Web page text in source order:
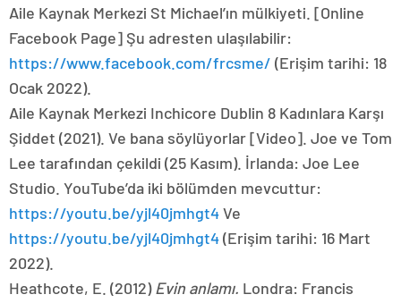
https://youtu.be/yjl40jmhgt4Ve
https://youtu.be/yjl40jmhgt4(Erişim tarihi: 16 Mart
2022).
Heathcote, E. (2012)
Lincoln.
McDowell, L. (1999)Cinsiyet, Kimlik ve Yer: Feminist
Coğrafyaları Anlama.Londra: Polity Press.
Mohan, M. (2021) Her üç kadından biri şiddete maruz
kalıyor – kim.BBC Haberleri[Online] 9 Mart. Şu
adresten ulaşılabilir:
https://www.bbc.com/news/world-56337819
tarihi: 18 Ocak 2022).